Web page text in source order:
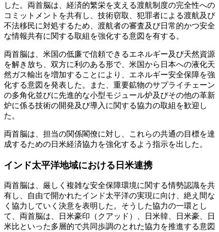
した。両首脳は、経済的繁栄を支える渡航制度の完全性への
コミットメントを共有し、技術窃取、犯罪者による渡航及び
不法移民に対処するため、渡航者の審査及び日常的かつ安全
な情報共有に関する取組を強化する意図を有する。
両首脳は、米国の低廉で信頼できるエネルギー及び天然資源
を解き放ち、双方に利のある形で、米国から日本への液化天
然ガス輸出を増加することにより、エネルギー安全保障を強
化する意図を発表した。また、重要鉱物のサプライチェーン
の多角化並びに先進的な小型モジュール炉及びその他の革新
炉に係る技術の開発及び導入に関する協力の取組を歓迎し
た。
両首脳は、担当の関係閣僚に対し、これらの共通の目標を達
成するための日米経済協力を強化するよう指示を出した。
インド太平洋地域における日米連携
両首脳は、厳しく複雑な安全保障環境に関する情勢認識を共
有し、自由で開かれたインド太平洋の実現に向け、絶え間な
く協力していく決意を表明した。そうした協力の一環とし
て、両首脳は、日米豪印（クアッド）、日米韓、日米豪、日
米比といった多層的で共同歩調のとれた協力を推進する意図